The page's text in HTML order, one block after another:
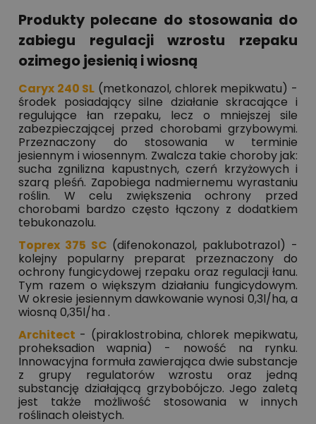
Produkty polecane do stosowania do
zabiegu regulacji wzrostu rzepaku
ozimego jesienią i wiosną
Caryx 240 SL (metkonazol, chlorek mepikwatu) -
środek posiadający silne działanie skracające i
regulujące łan rzepaku, lecz o mniejszej sile
zabezpieczającej przed chorobami grzybowymi.
Przeznaczony do stosowania w terminie
jesiennym i wiosennym. Zwalcza takie choroby jak:
sucha zgnilizna kapustnych, czerń krzyżowych i
szarą pleśń. Zapobiega nadmiernemu wyrastaniu
roślin. W celu zwiększenia ochrony przed
chorobami bardzo często łączony z dodatkiem
tebukonazolu.
Toprex 375 SC (difenokonazol, paklubotrazol) -
kolejny popularny preparat przeznaczony do
ochrony fungicydowej rzepaku oraz regulacji łanu.
Tym razem o większym działaniu fungicydowym.
W okresie jesiennym dawkowanie wynosi 0,3l/ha, a
wiosną 0,35l/ha .
Architect - (piraklostrobina, chlorek mepikwatu,
proheksadion wapnia) - nowość na rynku.
Innowacyjna formuła zawierająca dwie substancje
z grupy regulatorów wzrostu oraz jedną
substancję działającą grzybobójczo. Jego zaletą
jest także możliwość stosowania w innych
roślinach oleistych.